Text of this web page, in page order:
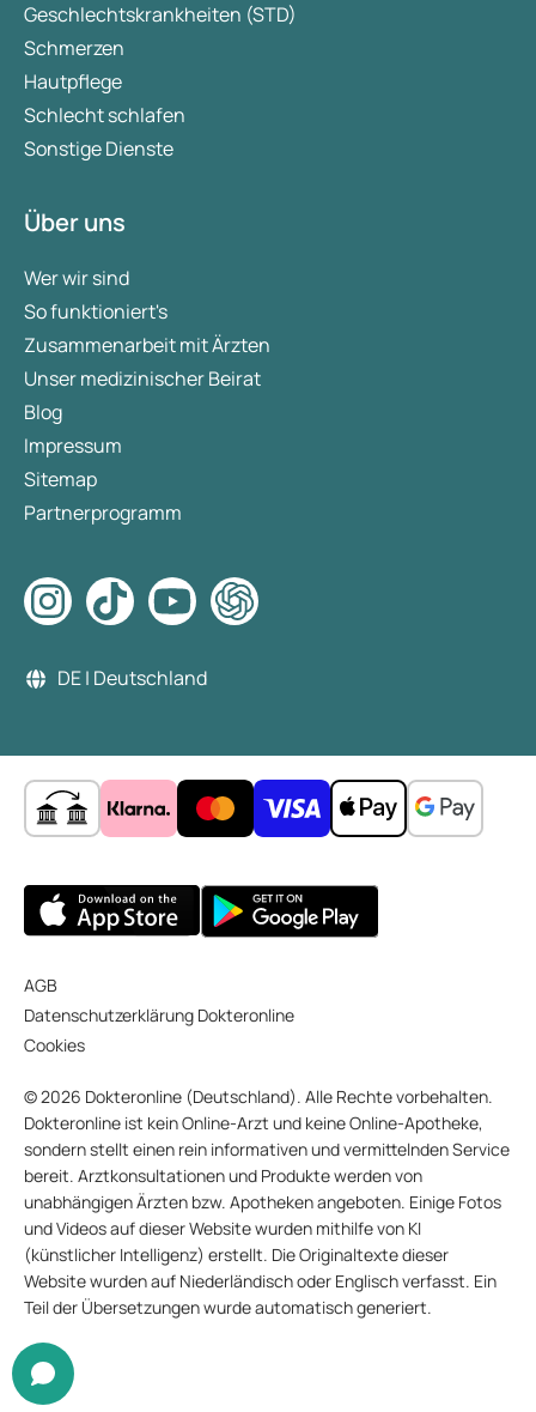
Geschlechtskrankheiten (STD)
Schmerzen
Hautpflege
Schlecht schlafen
Sonstige Dienste
Über uns
Wer wir sind
So funktioniert's
Zusammenarbeit mit Ärzten
Unser medizinischer Beirat
Blog
Impressum
Sitemap
Partnerprogramm
DE | Deutschland
AGB
Datenschutzerklärung Dokteronline
Cookies
© 2026 Dokteronline (Deutschland). Alle Rechte vorbehalten.
Dokteronline ist kein Online-Arzt und keine Online-Apotheke,
sondern stellt einen rein informativen und vermittelnden Service
bereit. Arztkonsultationen und Produkte werden von
unabhängigen Ärzten bzw. Apotheken angeboten. Einige Fotos
und Videos auf dieser Website wurden mithilfe von KI
(künstlicher Intelligenz) erstellt. Die Originaltexte dieser
Website wurden auf Niederländisch oder Englisch verfasst. Ein
Teil der Übersetzungen wurde automatisch generiert.